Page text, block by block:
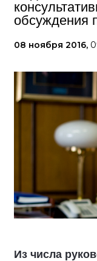
обсуждения
08 ноября 2016,
Из числа